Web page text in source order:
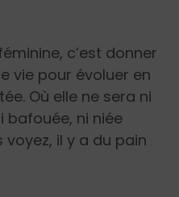
c’est donner
vie pour évoluer en
Où elle ne sera ni
bafouée, ni niée
il y a du pain